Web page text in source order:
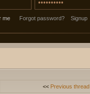
me Forgot password? Signup
<< Previous thread